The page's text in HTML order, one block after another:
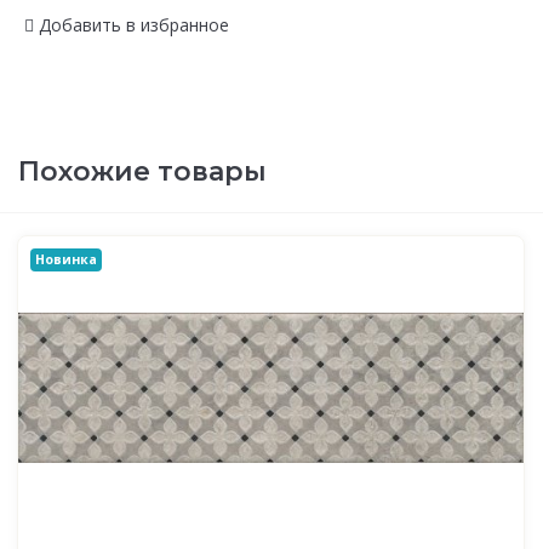
Добавить в избранное
Похожие товары
Новинка